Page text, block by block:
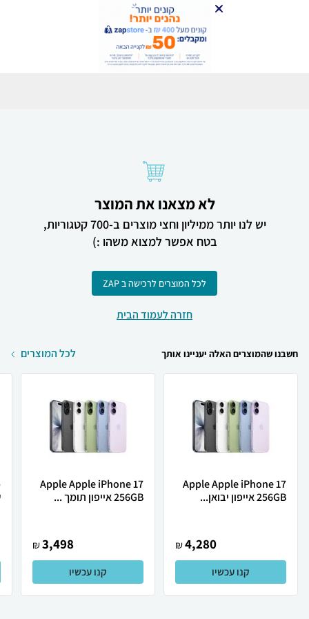
לא מצאנו את המוצר
יש לנו יותר ממיליון וחצי מוצרים ב-700 קטגוריות,
בטח אפשר למצוא משהו :)
לכל המוצרים לרכישה ב ZAP
חזרה לעמוד הבית
חשבנו שהמוצרים האלה יעניינו אותך לכל המוצרים
Apple Apple iPhone 17
256GB אייפון יבואן...
4,280
₪
קנו עכשיו
Apple Apple iPhone 17
256GB אייפון תומך ...
3,498
₪
קנו עכשיו